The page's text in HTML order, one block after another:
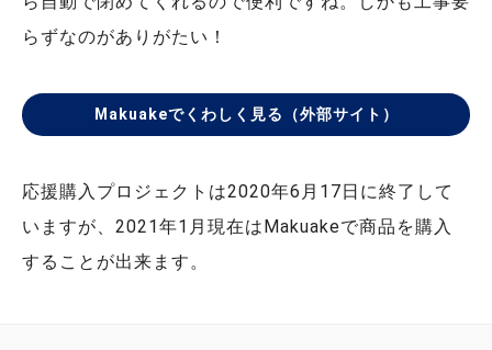
らずなのがありがたい！
Makuakeでくわしく見る（外部サイト）
応援購入プロジェクトは2020年6月17日に終了して
いますが、2021年1月現在はMakuakeで商品を購入
することが出来ます。